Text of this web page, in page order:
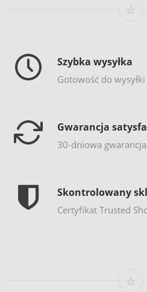
Szybka wysyłka
Gotowość do
Gwarancja
30-dniowa
Skontrolowany
Certyfikat Trusted